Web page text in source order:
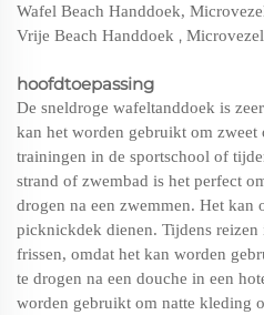
Wafel Beach Handdoek,
Vrije Beach Handdoek ,
hoofdtoepassing
De sneldroge wafeltanddoek is
kan het worden gebruikt om zweet
trainingen in de sportschool of
strand of zwembad is het perfect
drogen na een zwemmen. Het kan
picknickdek dienen. Tijdens
frissen, omdat het kan worden
te drogen na een douche in een
worden gebruikt om natte kleding